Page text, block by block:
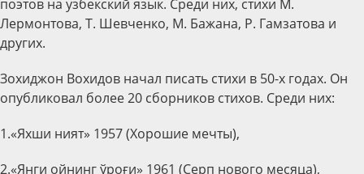
поэтов на узбекский язык. Среди них, стихи М.
Лермонтова, Т. Шевченко, М. Бажана, Р. Гамзатова и
других.
Зохиджон Вохидов начал писать стихи в 50-х годах. Он
опубликовал более 20 сборников стихов. Среди них:
1.«Яхши ният» 1957 (Хорошие мечты),
2.«Янги ойнинг ўроғи» 1961 (Серп нового месяца),